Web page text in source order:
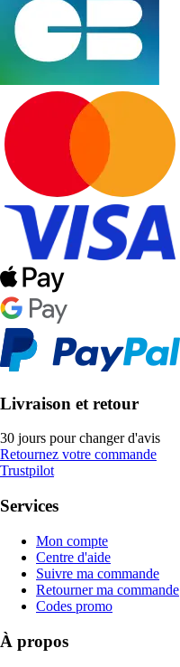
Livraison et retour
30 jours pour changer d'avis
Retournez votre commande
Trustpilot
Services
Mon compte
Centre d'aide
Suivre ma commande
Retourner ma commande
Codes promo
À propos